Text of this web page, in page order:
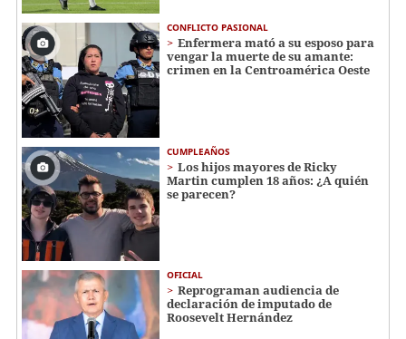
CONFLICTO PASIONAL
Enfermera mató a su esposo para
vengar la muerte de su amante:
crimen en la Centroamérica Oeste
CUMPLEAÑOS
Los hijos mayores de Ricky
Martin cumplen 18 años: ¿A quién
se parecen?
OFICIAL
Reprograman audiencia de
declaración de imputado de
Roosevelt Hernández